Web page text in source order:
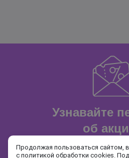
Узнавайте
об
и
Продолжая пользоваться сайтом,
с политикой обработки cookies.